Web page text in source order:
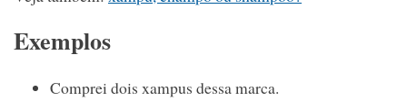
Exemplos
Comprei dois xampus dessa marca.